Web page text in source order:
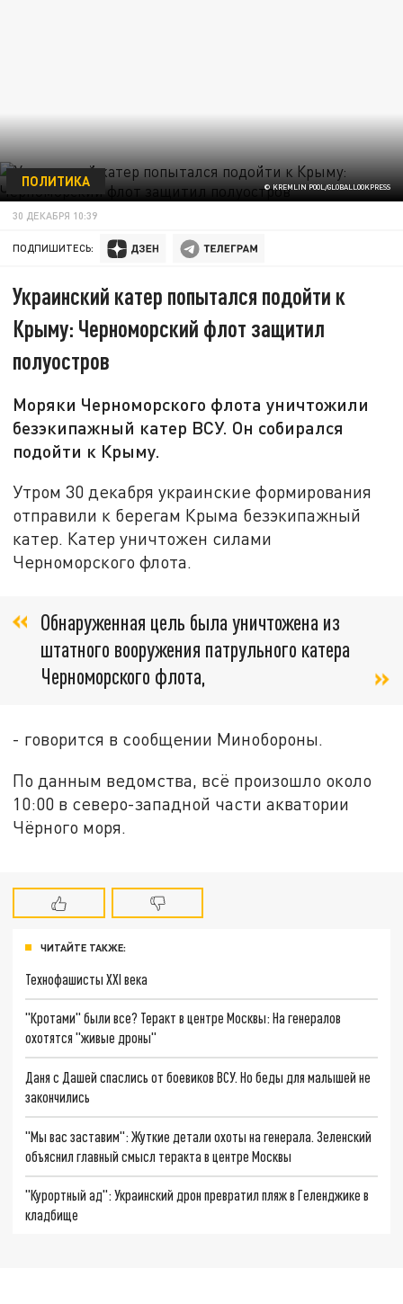
© KREMLIN POOL/GLOBALLOOKPRESS
ПОЛИТИКА
30 ДЕКАБРЯ 10:39
ПОДПИШИТЕСЬ:
Украинский катер попытался подойти к
Крыму: Черноморский флот защитил
полуостров
Моряки Черноморского флота уничтожили
безэкипажный катер ВСУ. Он собирался
подойти к Крыму.
Утром 30 декабря украинские формирования
отправили к берегам Крыма безэкипажный
катер. Катер уничтожен силами
Черноморского флота.
Обнаруженная цель была уничтожена из
штатного вооружения патрульного катера
Черноморского флота,
- говорится в сообщении Минобороны.
По данным ведомства, всё произошло около
10:00 в северо-западной части акватории
Чёрного моря.
ЧИТАЙТЕ ТАКЖЕ:
Технофашисты XXI века
"Кротами" были все? Теракт в центре Москвы: На генералов
охотятся "живые дроны"
Даня с Дашей спаслись от боевиков ВСУ. Но беды для малышей не
закончились
"Мы вас заставим": Жуткие детали охоты на генерала. Зеленский
объяснил главный смысл теракта в центре Москвы
"Курортный ад": Украинский дрон превратил пляж в Геленджике в
кладбище